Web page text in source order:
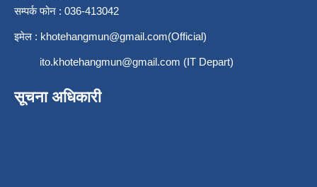
सम्पर्क फोन : 036-413042
इमेल : khotehangmun@gmail.com(Official)
ito.khotehangmun@gmail.com (IT Depart)
सूचना अधिकारी